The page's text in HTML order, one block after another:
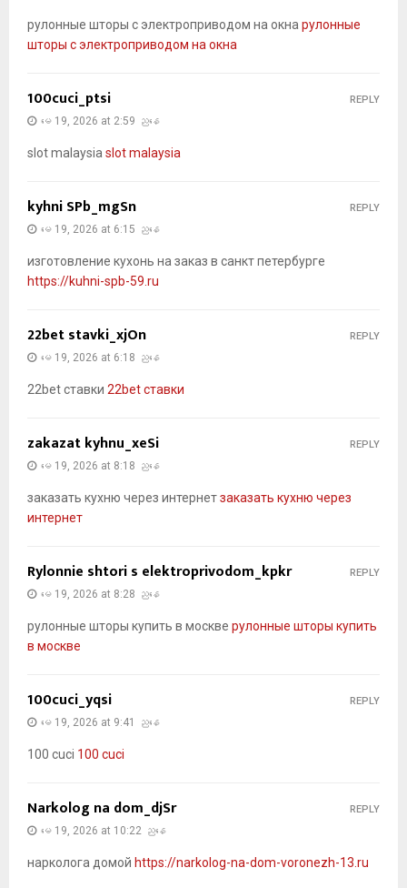
рулонные шторы с электроприводом на окна рулонные
шторы с электроприводом на окна
100cuci_ptsi
မေ 19, 2026 at 2:59 ညနေ
slot malaysia slot malaysia
REPLY
kyhni SPb_mgSn
မေ 19, 2026 at 6:15 ညနေ
изготовление кухонь на заказ в санкт петербурге
https://kuhni-spb-59.ru
REPLY
22bet stavki_xjOn
မေ 19, 2026 at 6:18 ညနေ
22bet ставки 22bet ставки
REPLY
zakazat kyhnu_xeSi
မေ 19, 2026 at 8:18 ညနေ
заказать кухню через интернетзаказать кухню через
интернет
REPLY
Rylonnie shtori s elektroprivodom_kpkr
မေ 19, 2026 at 8:28 ညနေ
рулонные шторы купить в москве рулонные шторы купить
в москве
REPLY
100cuci_yqsi
မေ 19, 2026 at 9:41 ညနေ
100 cuci 100 cuci
REPLY
Narkolog na dom_djSr
မေ 19, 2026 at 10:22 ညနေ
нарколога домой https://narkolog-na-dom-voronezh-13.ru
REPLY